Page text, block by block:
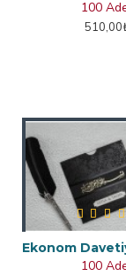
100
Ekonom
100